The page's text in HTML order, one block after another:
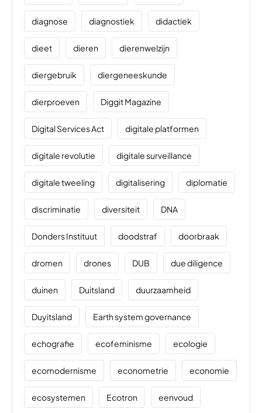
diagnose diagnostiek didactiek
dieet dieren dierenwelzijn
diergebruik diergeneeskunde
dierproeven Diggit Magazine
Digital Services Act digitale platformen
digitale revolutie digitale surveillance
digitale tweeling digitalisering diplomatie
discriminatie diversiteit DNA
Donders Instituut doodstraf doorbraak
dromen drones DUB due diligence
duinen Duitsland duurzaamheid
Duyitsland Earth system governance
echografie ecofeminisme ecologie
ecomodernisme econometrie economie
ecosystemen Ecotron eenvoud